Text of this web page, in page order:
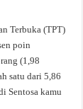
Terbuka (TPT)
poin
(1,98
satu dari 5,86
Sentosa kamu